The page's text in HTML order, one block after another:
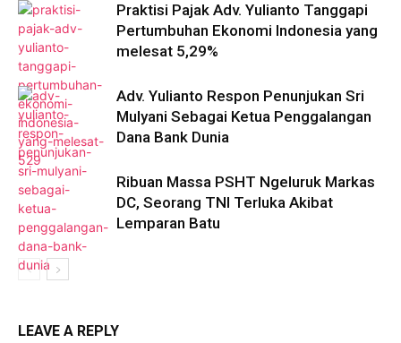
Praktisi Pajak Adv. Yulianto Tanggapi
Pertumbuhan Ekonomi Indonesia yang
melesat 5,29%
Adv. Yulianto Respon Penunjukan Sri
Mulyani Sebagai Ketua Penggalangan
Dana Bank Dunia
Ribuan Massa PSHT Ngeluruk Markas
DC, Seorang TNI Terluka Akibat
Lemparan Batu
LEAVE A REPLY